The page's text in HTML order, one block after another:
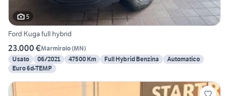
5
Ford Kuga full hybrid
23.000 €Marmirolo(MN)
Usato
06/2021 47500 Km Full Hybrid Benzina
Automatico
Euro 6d-TEMP